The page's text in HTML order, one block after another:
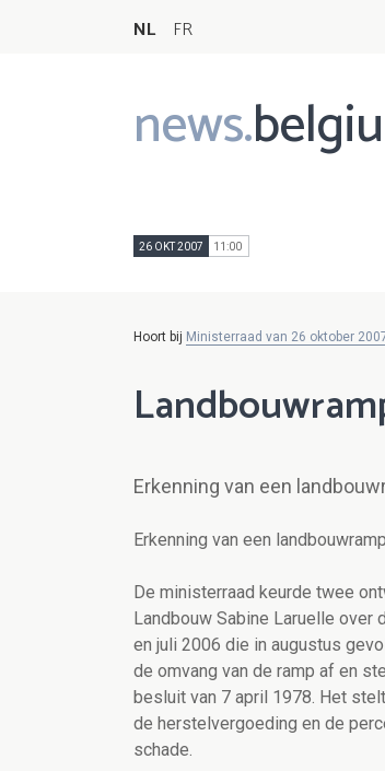
NL FR
news.
Main
navigation
26 OKT 2007 11:00
Hoort bij Ministerraad van 26 oktober
Erkenning van een
Erkenning van een
De ministerraad keurde twee
Landbouw Sabine Laruelle
en juli 2006 die in augustus
de omvang van de ramp af en
besluit van 7 april 1978. Het
de herstelvergoeding en de
schade.